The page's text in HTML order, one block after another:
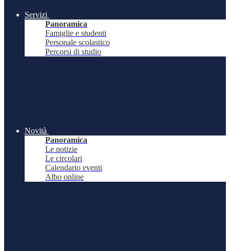
Servizi
Panoramica
Famiglie e studenti
Personale scolastico
Percorsi di studio
Novità
Panoramica
Le notizie
Le circolari
Calendario eventi
Albo online